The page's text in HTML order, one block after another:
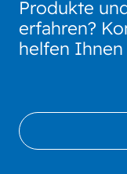
Produkte
erfahren?
helfen Ihnen